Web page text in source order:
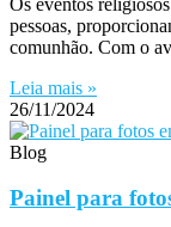
pessoas,
comunhão. Com o
Leia mais »
26/11/2024
Blog
Painel para